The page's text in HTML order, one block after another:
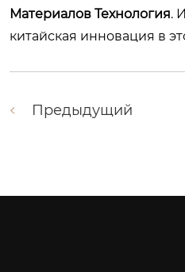
Материалов Технология.
китайская инновация в
Предыдущий